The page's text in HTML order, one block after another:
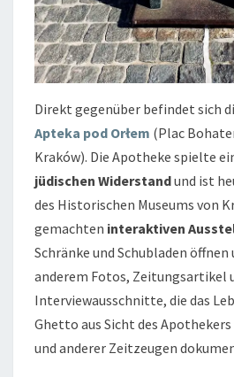
Direkt gegenüber befindet sich
Apteka pod Orłem (Plac
Kraków). Die Apotheke spielte
jüdischen Widerstandund ist
des Historischen Museums von
gemachten interaktiven
Schränke und Schubladen
anderem Fotos, Zeitungsartikel
Interviewausschnitte, die das
Ghetto aus Sicht des Apothekers
und anderer Zeitzeugen